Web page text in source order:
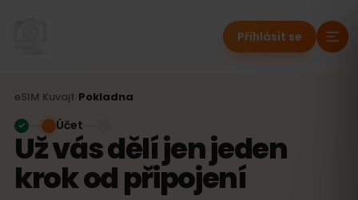
Přihlásit se
eSIM Kuvajt Pokladna
Už vás dělí jen jeden
krok od připojení
Účet